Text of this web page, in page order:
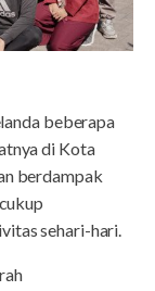
beberapa
di Kota
berdampak
sehari-hari.